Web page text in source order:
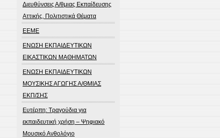
Διευθύνσεις Α/θμιας Εκπαίδευσης
Αττικής, Πολιτιστικά Θέματα
ΕΕΜΕ
ΕΝΩΣΗ ΕΚΠΑΙΔΕΥΤΙΚΩΝ
ΕΙΚΑΣΤΙΚΩΝ ΜΑΘΗΜΑΤΩΝ
ΕΝΩΣΗ ΕΚΠΑΙΔΕΥΤΙΚΩΝ
ΜΟΥΣΙΚΗΣ ΑΓΩΓΗΣ Α/ΘΜΙΑΣ
ΕΚΠ/ΣΗΣ
Ευτέρπη: Τραγούδια για
εκπαιδευτική χρήση – Ψηφιακό
Μουσικό Ανθολόγιο